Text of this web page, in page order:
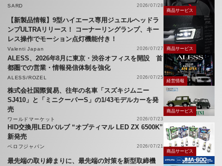
SARD
2026/07/28
商品サービス
【新製品情報】9型ハイエース専用ジュエルヘッドラ
ンプULTRAリリース！ コーナーリングランプ、キー
レス操作でモーション点灯機能付き！
Valenti Japan 2026/07/27 商品サービス
ALESS、2026年8月に東京・渋谷オフィスを開設 首
都圏での営業・情報発信体制を強化
ALESS/ROZEL 2026/07/25
経営情報
株式会社国際貿易、往年の名車「スズキジムニー
SJ410」と「ミニクーパーS」の1/43モデルカーを発
売
ワールドマーケット 2026/07/23
商品サービス
HID交換用LEDバルブ “オプティマル LED ZX 6500K”
新発売
ベロフジャパン
2026/07/21
商品サービス
最先端の取り締まりに、最先端の対策を新型取締機